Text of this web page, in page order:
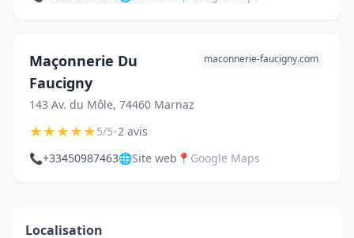
Maçonnerie Du
Faucigny
143 Av. du Môle, 74460 Marnaz
maconnerie-faucigny.com
★★★★★5/5•2 avis
📞+33450987463🌐Site web 📍 Google Maps
Localisation